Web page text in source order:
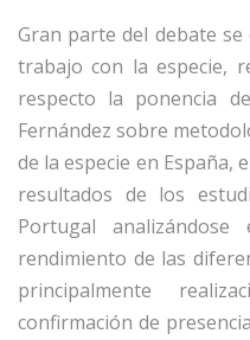
Gran parte del debate
trabajo con la especie,
respecto la ponencia
Fernández sobre
de la especie en España,
resultados de los
Portugal
rendimiento de las
principalmente
confirmación de